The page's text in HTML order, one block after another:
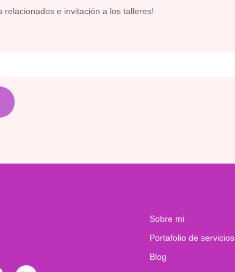
e invitación a los talleres!
Sobre mi
Portafolio de servicios
Blog